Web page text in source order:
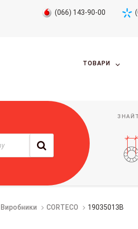
(066) 143-90-00
ТОВАРИ
Виробники CORTECO 19035013B